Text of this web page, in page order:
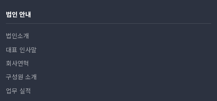
법인 안내
법인소개
대표 인사말
회사연혁
구성원 소개
업무 실적